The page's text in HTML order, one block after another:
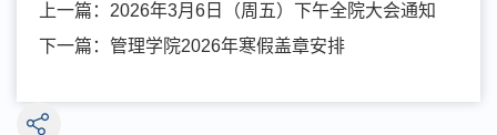
上一篇： 2026年3月6日（周五）下午全院大会通知
下一篇： 管理学院2026年寒假盖章安排